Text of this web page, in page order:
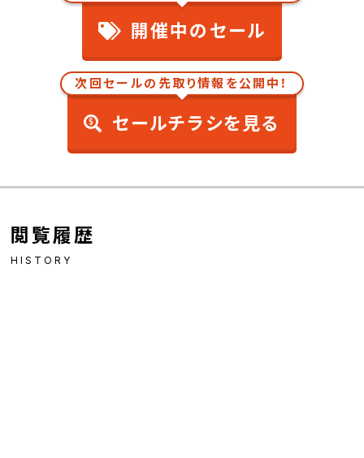
開催中のセール
次回セールの先取り情報を公開中！
セールチラシを見る
閲覧履歴
HISTORY